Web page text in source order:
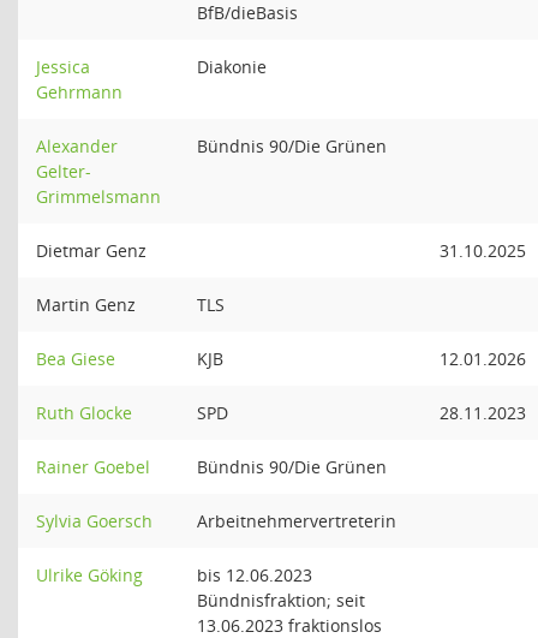
BfB/dieBasis
Jessica
Gehrmann
Diakonie
Alexander
Gelter-
Grimmelsmann
Bündnis 90/Die Grünen
Dietmar Genz 31.10.2025
Martin Genz TLS
Bea Giese KJB 12.01.2026
Ruth Glocke SPD 28.11.2023
Rainer Goebel Bündnis 90/Die Grünen
Sylvia Goersch Arbeitnehmervertreterin
Ulrike Göking
bis 12.06.2023
Bündnisfraktion; seit
13.06.2023 fraktionslos